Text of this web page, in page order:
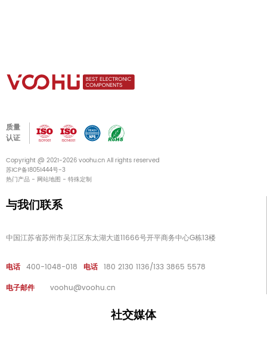
质量
认证
Copyright @ 2021-2026 voohu.cn All rights reserved
苏ICP备18051444号-3
热门产品 - 网站地图 - 特殊定制
与我们联系
中国江苏省苏州市吴江区东太湖大道11666号开平商务中心G栋13楼
电话 400-1048-018 电话 180 2130 1136/133 3865 5578
电子邮件
voohu@voohu.cn
社交媒体